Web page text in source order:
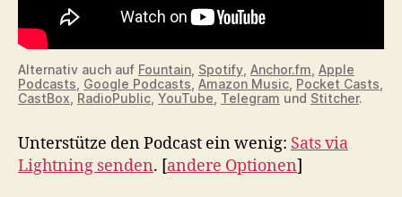
Alternativ auch auf Fountain Spotify Anchor.fm Apple
Podcasts Google Podcasts Amazon Music Pocket Casts
CastBox RadioPublic YouTube Telegram und Stitcher.
Unterstütze den Podcast ein wenig: Sats via
Lightning senden. [andere Optionen]